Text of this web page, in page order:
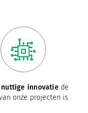
nuttige innovatiede
onze projecten is